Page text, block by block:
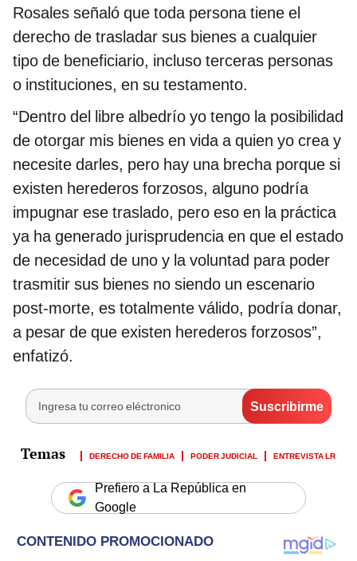
Rosales señaló que toda persona tiene el
derecho de trasladar sus bienes a cualquier
tipo de beneficiario, incluso terceras personas
o instituciones, en su testamento.
“Dentro del libre albedrío yo tengo la posibilidad
de otorgar mis bienes en vida a quien yo crea y
necesite darles, pero hay una brecha porque si
existen herederos forzosos, alguno podría
impugnar ese traslado, pero eso en la práctica
ya ha generado jurisprudencia en que el estado
de necesidad de uno y la voluntad para poder
trasmitir sus bienes no siendo un escenario
post-morte, es totalmente válido, podría donar,
a pesar de que existen herederos forzosos”,
enfatizó.
DERECHO DE FAMILIA PODER JUDICIAL ENTREVISTA LR
Prefiero a La República en
Google